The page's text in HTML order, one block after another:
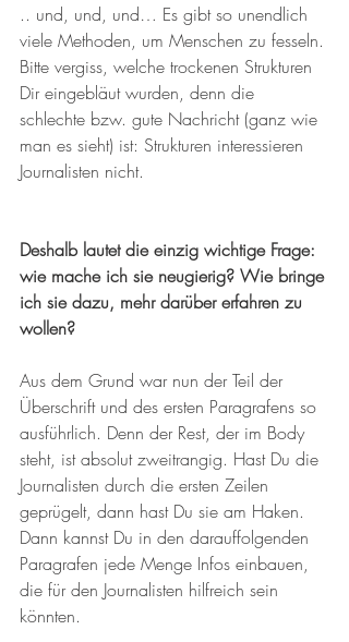
.. und, und, und… Es gibt so unendlich
viele Methoden, um Menschen zu fesseln.
Bitte vergiss, welche trockenen Strukturen
Dir eingebläut wurden, denn die
schlechte bzw. gute Nachricht (ganz wie
man es sieht) ist: Strukturen interessieren
Journalisten nicht.
Deshalb lautet die einzig wichtige Frage:
wie mache ich sie neugierig? Wie bringe
ich sie dazu, mehr darüber erfahren zu
wollen?
Aus dem Grund war nun der Teil der
Überschrift und des ersten Paragrafens so
ausführlich. Denn der Rest, der im Body
steht, ist absolut zweitrangig. Hast Du die
Journalisten durch die ersten Zeilen
geprügelt, dann hast Du sie am Haken.
Dann kannst Du in den darauffolgenden
Paragrafen jede Menge Infos einbauen,
die für den Journalisten hilfreich sein
könnten.